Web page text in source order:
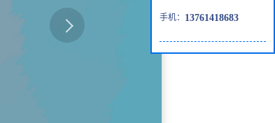
手机： 13761418683